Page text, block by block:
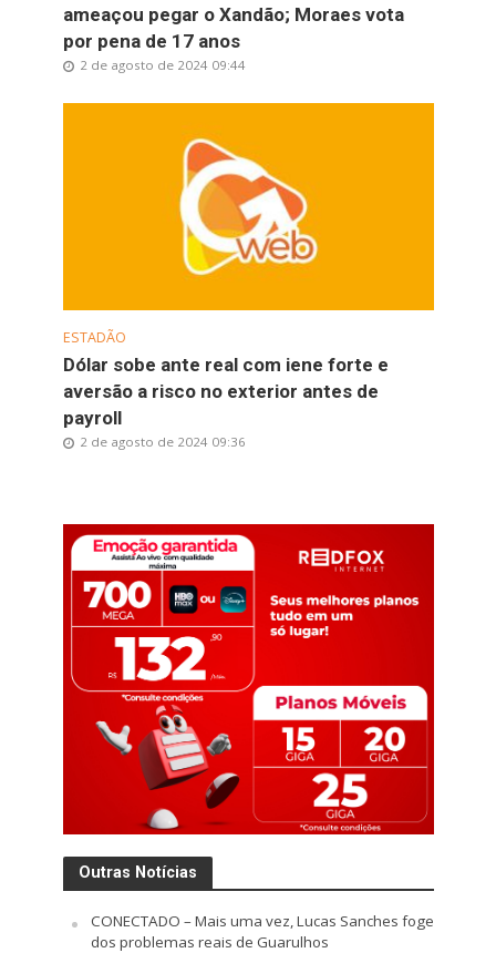
ameaçou pegar o Xandão; Moraes vota
por pena de 17 anos
2 de agosto de 2024 09:44
ESTADÃO
Dólar sobe ante real com iene forte e
aversão a risco no exterior antes de
payroll
2 de agosto de 2024 09:36
Outras Notícias
CONECTADO – Mais uma vez, Lucas Sanches foge
dos problemas reais de Guarulhos